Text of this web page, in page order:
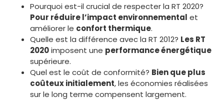
Pourquoi est-il crucial de respecter la RT 2020?
Pour réduire l’impact environnemental et
améliorer le confort thermique.
Quelle est la différence avec la RT 2012? Les RT
2020imposent une performance énergétique
supérieure.
Quel est le coût de conformité? Bien que plus
coûteux initialement, les économies réalisées
sur le long terme compensent largement.